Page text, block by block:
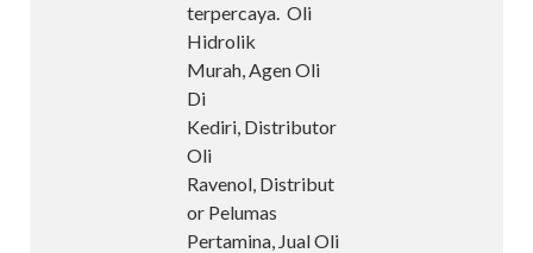
terpercaya. Oli
Hidrolik
Murah, Agen Oli
Di
Kediri, Distributor
Oli
Ravenol, Distribut
or Pelumas
Pertamina, Jual Oli